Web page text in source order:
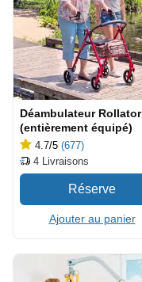
Déambulateur Rollator
(entièrement équipé)
4.7/5 (677)
4 Livraisons
Ajouter au panier